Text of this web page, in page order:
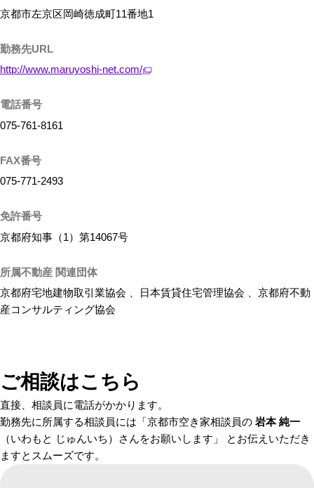
京都市左京区岡崎徳成町11番地1
勤務先URL
http://www.maruyoshi-net.com/
電話番号
075-761-8161
FAX番号
075-771-2493
免許番号
京都府知事（1）第14067号
所属不動産 関連団体
京都府宅地建物取引業協会 、日本賃貸住宅管理協会 、京都府不動
産コンサルティング協会
ご相談はこちら
直接、相談員に電話がかかります。
勤務先に所属する相談員には「京都市空き家相談員の 岩本 純一
（いわもと じゅんいち）さんをお願いします」 とお伝えいただき
ますとスムーズです。